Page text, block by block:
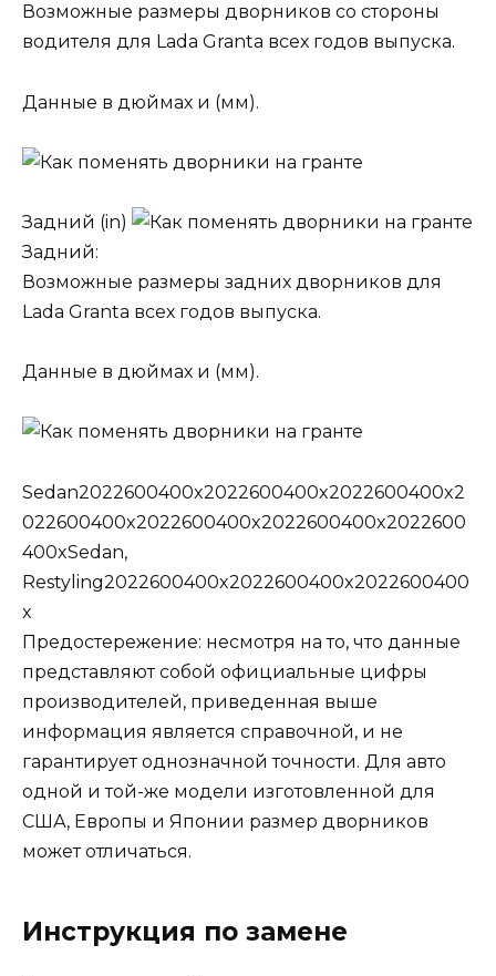
Возможные размеры дворников со стороны
водителя для Lada Granta всех годов выпуска.
Данные в дюймах и (мм).
Задний (in)
Задний:
Возможные размеры задних дворников для
Lada Granta всех годов выпуска.
Данные в дюймах и (мм).
Sedan2022600400x2022600400x2022600400x2
022600400x2022600400x2022600400x2022600
400xSedan,
Restyling2022600400x2022600400x2022600400
x
Предостережение: несмотря на то, что данные
представляют собой официальные цифры
производителей, приведенная выше
информация является справочной, и не
гарантирует однозначной точности. Для авто
одной и той-же модели изготовленной для
США, Европы и Японии размер дворников
может отличаться.
Инструкция по замене